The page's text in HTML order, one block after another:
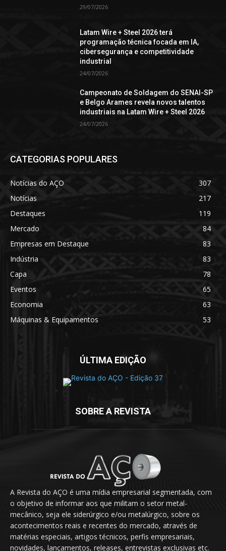
29/07/2026
Latam Wire + Steel 2026 terá
programação técnica focada em IA,
cibersegurança e competitividade
industrial
24/07/2026
Campeonato de Soldagem do SENAI-SP
e Belgo Arames revela novos talentos
industriais na Latam Wire + Steel 2026
24/07/2026
CATEGORIAS POPULARES
Notícias do AÇO
307
Notícias
217
Destaques
119
Mercado
84
Empresas em Destaque
83
Indústria
83
Capa
78
Eventos
65
Economia
63
Máquinas & Equipamentos
53
ÚLTIMA EDIÇÃO
SOBRE A REVISTA
A Revista do AÇO é uma mídia empresarial segmentada, com
o objetivo de informar aos que militam o setor metal-
mecânico, seja ele siderúrgico e/ou metalúrgico, sobre os
acontecimentos reais e recentes do mercado, através de
matérias especiais, artigos técnicos, perfis empresariais,
novidades, lançamentos, releases, entrevistas exclusivas etc.